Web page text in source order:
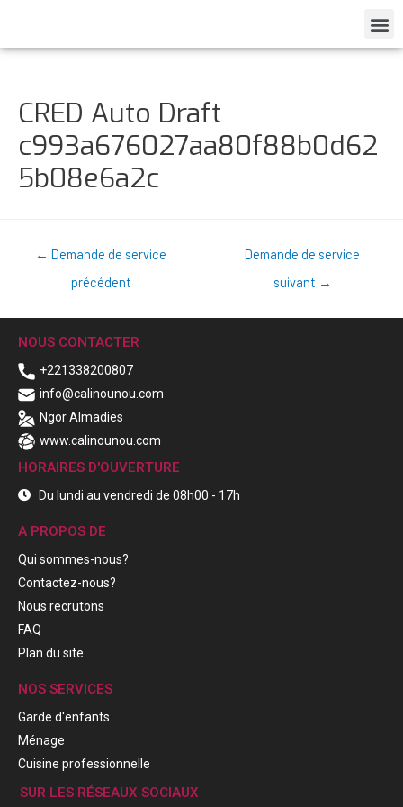
CRED Auto Draft
c993a676027aa80f88b0d62
5b08e6a2c
← Demande de service
précédent
Demande de service
suivant →
NOUS CONTACTER
+221338200807
info@calinounou.com
Ngor Almadies
www.calinounou.com
HORAIRES D'OUVERTURE
Du lundi au vendredi de 08h00 - 17h
A PROPOS DE
Qui sommes-nous?
Contactez-nous?
Nous recrutons
FAQ
Plan du site
NOS SERVICES
Garde d'enfants
Ménage
Cuisine professionnelle
SUR LES RÉSEAUX SOCIAUX